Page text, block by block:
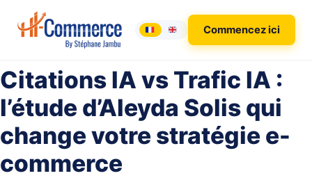
Commencez ici
Citations IA vs Trafic IA :
l’étude d’Aleyda Solis qui
change votre stratégie e-
commerce